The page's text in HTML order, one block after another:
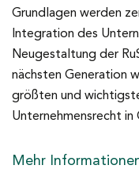
Grundlagen werden
Integration des
Neugestaltung der
nächsten Generation
größten und
Unternehmensrecht in
Mehr